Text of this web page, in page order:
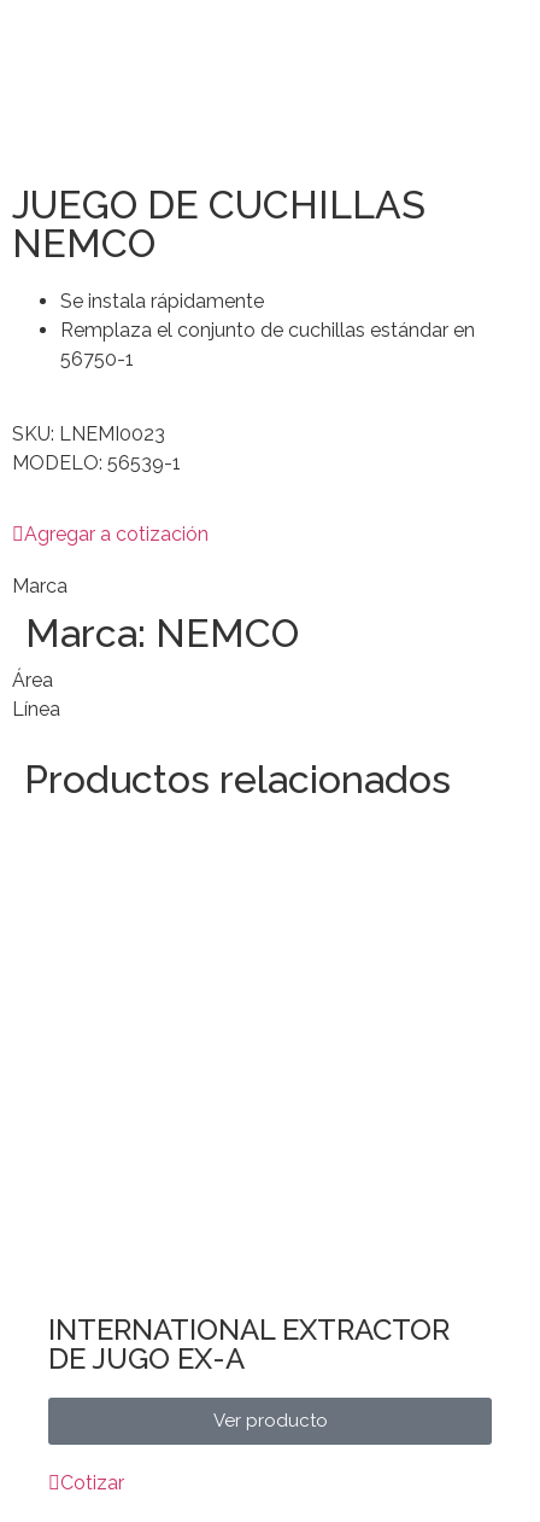
JUEGO DE CUCHILLAS
NEMCO
Se instala rápidamente
Remplaza el conjunto de cuchillas estándar en
56750-1
SKU: LNEMI0023
MODELO: 56539-1
Agregar a cotización
Marca
Marca: NEMCO
Área
Línea
Productos relacionados
INTERNATIONAL EXTRACTOR
DE JUGO EX-A
Ver producto
Cotizar